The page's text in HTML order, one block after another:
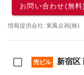
お問い合わせ(無料)
情報提供会社: 東鳳企画(株)
売ビル 新宿区